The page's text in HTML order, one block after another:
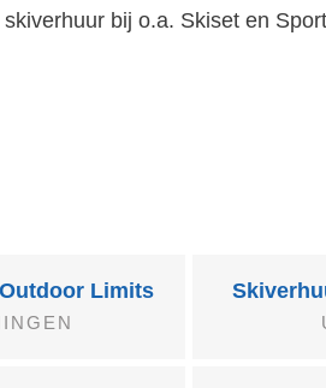
bij o.a. Skiset en
Limits